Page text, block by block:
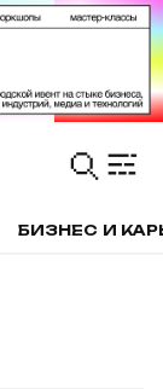
БИЗНЕС И